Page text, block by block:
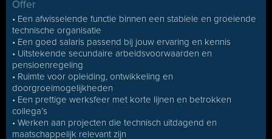
Offer
• Een afwisselende functie binnen een stabiele en groeiende
technische organisatie
• Een goed salaris passend bij jouw ervaring en kennis
• Uitstekende secundaire arbeidsvoorwaarden en
pensioenregeling
• Ruimte voor opleiding, ontwikkeling en
doorgroeimogelijkheden
• Een prettige werksfeer met korte lijnen en betrokken
collega’s
• Werken aan projecten die technisch uitdagend en
maatschappelijk relevant zijn